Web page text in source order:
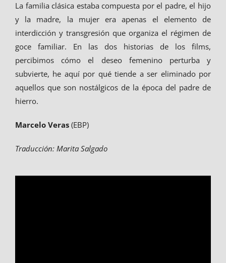
La familia clásica estaba compuesta por el padre, el hijo
y la madre, la mujer era apenas el elemento de
interdicción y transgresión que organiza el régimen de
goce familiar. En las dos historias de los films,
percibimos cómo el deseo femenino perturba y
subvierte, he aquí por qué tiende a ser eliminado por
aquellos que son nostálgicos de la época del padre de
hierro.
Marcelo Veras(EBP)
Traducción: Marita Salgado